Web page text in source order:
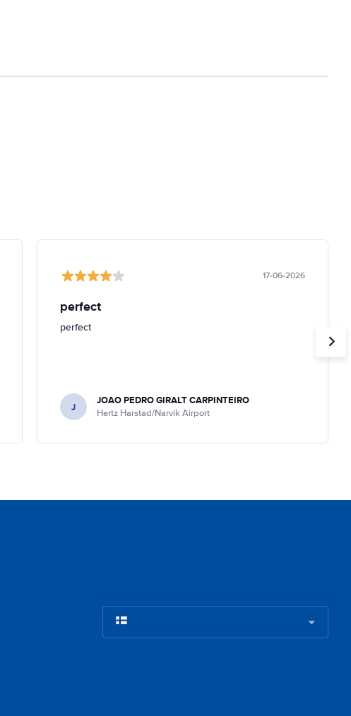
17-06-2026
perfect
perfect
J JOAO PEDRO GIRALT CARPINTEIRO
Hertz Harstad/Narvik Airport